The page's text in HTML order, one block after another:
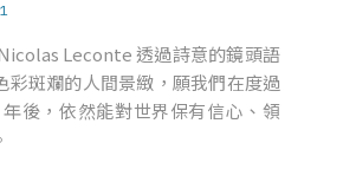
Leconte 透過詩意的鏡頭語
彩斑斕的人間景緻，願我們在度過
年後，依然能對世界保有信心、領